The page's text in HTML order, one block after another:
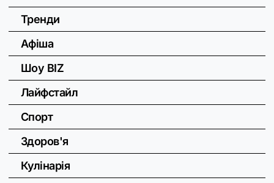
Тренди
Афіша
Шоу BIZ
Лайфстайл
Спорт
Здоров'я
Кулінарія